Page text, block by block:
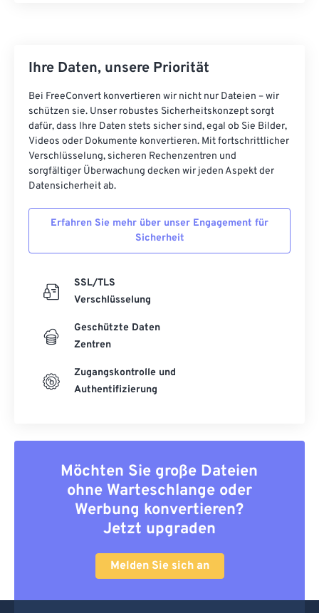
Ihre Daten, unsere Priorität
Bei FreeConvert konvertieren wir nicht nur Dateien – wir
schützen sie. Unser robustes Sicherheitskonzept sorgt
dafür, dass Ihre Daten stets sicher sind, egal ob Sie Bilder,
Videos oder Dokumente konvertieren. Mit fortschrittlicher
Verschlüsselung, sicheren Rechenzentren und
sorgfältiger Überwachung decken wir jeden Aspekt der
Datensicherheit ab.
Erfahren Sie mehr über unser Engagement für
Sicherheit
SSL/TLS
Verschlüsselung
Geschützte Daten
Zentren
Zugangskontrolle und
Authentifizierung
Möchten Sie große Dateien
ohne Warteschlange oder
Werbung konvertieren?
Jetzt upgraden
Melden Sie sich an